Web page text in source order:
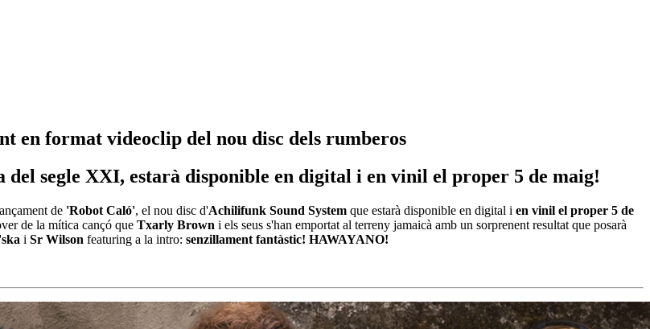
en format videoclip del nou disc dels rumberos
segle XXI, estarà disponible en digital i en vinil el proper 5 de maig!
de 'Robot Caló', el nou disc d'Achilifunk Sound System que estarà disponible en digital i en vinil el proper 5 de
de la mítica cançó que Txarly Brown i els seus s'han emportat al terreny jamaicà amb un sorprenent resultat que posarà
i Sr Wilson featuring a la intro: senzillament fantàstic! HAWAYANO!